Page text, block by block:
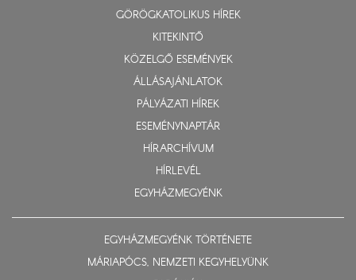
GÖRÖGKATOLIKUS HÍREK
KITEKINTŐ
KÖZELGŐ ESEMÉNYEK
ÁLLÁSAJÁNLATOK
PÁLYÁZATI HÍREK
ESEMÉNYNAPTÁR
HÍRARCHÍVUM
HÍRLEVÉL
EGYHÁZMEGYÉNK
EGYHÁZMEGYÉNK TÖRTÉNETE
MÁRIAPÓCS, NEMZETI KEGYHELYÜNK